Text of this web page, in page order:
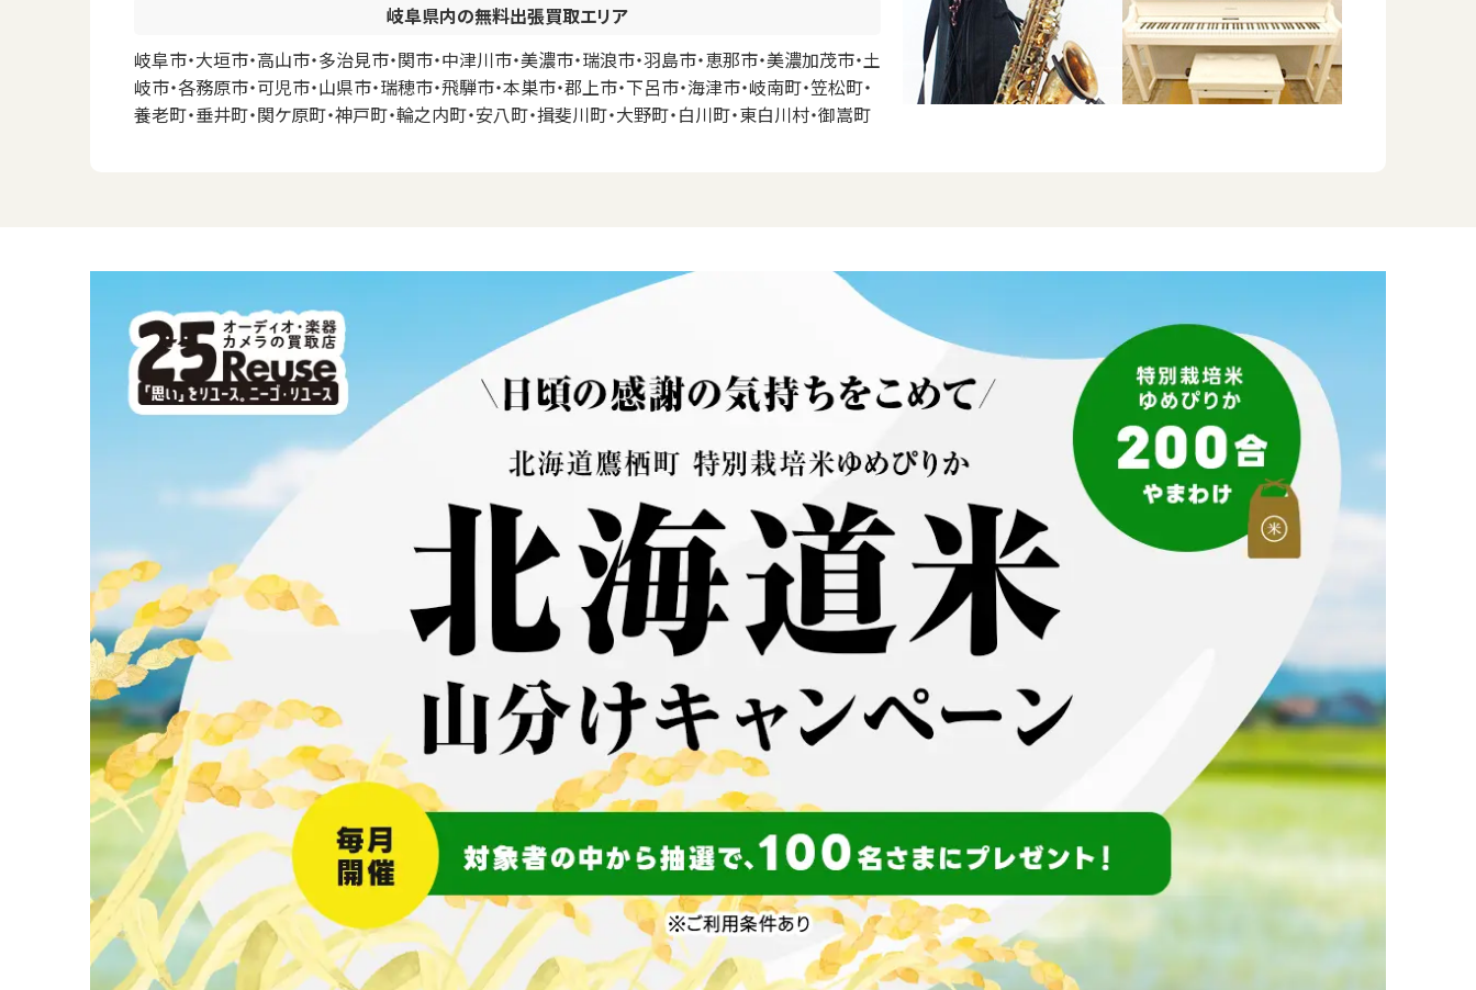
岐阜県内の無料出張買取エリア
岐阜市・大垣市・高山市・多治見市・関市・中津川市・美濃市・瑞浪市・羽島市・恵那市・美濃加茂市・土
岐市・各務原市・可児市・山県市・瑞穂市・飛騨市・本巣市・郡上市・下呂市・海津市・岐南町・笠松町・
養老町・垂井町・関ケ原町・神戸町・輪之内町・安八町・揖斐川町・大野町・白川町・東白川村・御嵩町